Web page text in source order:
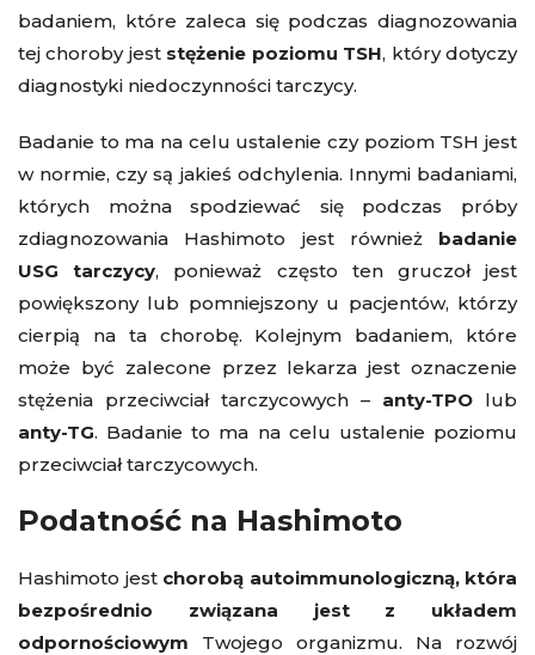
badaniem, które zaleca się podczas diagnozowania
tej choroby jest stężenie poziomu TSH, który dotyczy
diagnostyki niedoczynności tarczycy.
Badanie to ma na celu ustalenie czy poziom TSH jest
w normie, czy są jakieś odchylenia. Innymi badaniami,
których można spodziewać się podczas próby
zdiagnozowania Hashimoto jest równieżbadanie
USG tarczycy, ponieważ często ten gruczoł jest
powiększony lub pomniejszony u pacjentów, którzy
cierpią na ta chorobę. Kolejnym badaniem, które
może być zalecone przez lekarza jest oznaczenie
stężenia przeciwciał tarczycowych – anty-TPO lub
anty-TG. Badanie to ma na celu ustalenie poziomu
przeciwciał tarczycowych.
Podatność na Hashimoto
Hashimoto jestchorobą autoimmunologiczną, która
bezpośrednio związana jest z układem
odpornościowym Twojego organizmu. Na rozwój